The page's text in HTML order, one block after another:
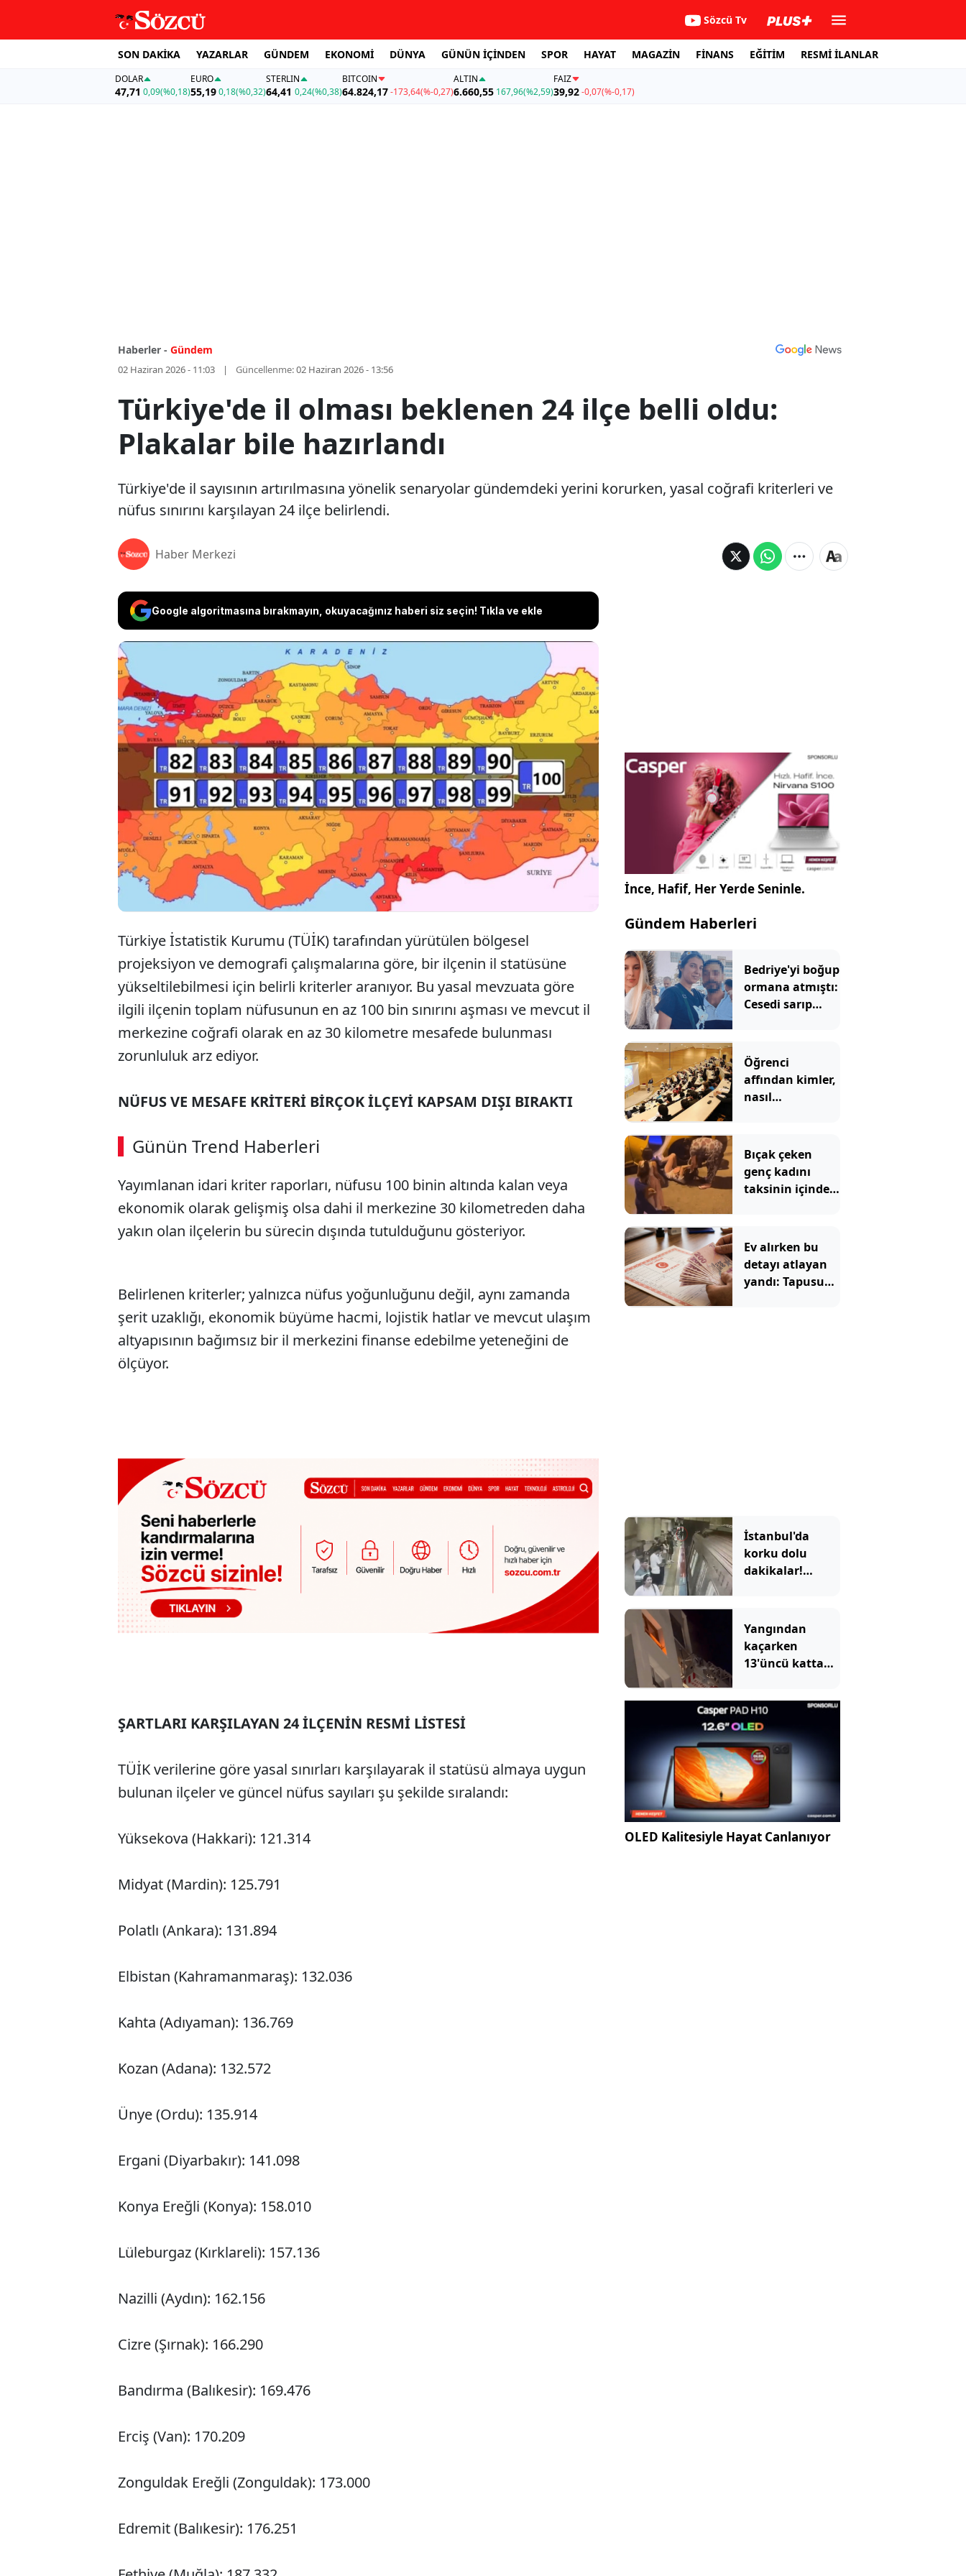
Sözcü Tv
SON DAKİKA YAZARLAR GÜNDEM EKONOMİ DÜNYA GÜNÜN İÇİNDEN SPOR HAYAT MAGAZİN FİNANS EĞİTİM RESMİ İLANLAR
DOLAR
47,71 0,09(%0,18)
EURO
55,19 0,18(%0,32)
STERLIN
64,41 0,24(%0,38)
BITCOIN
64.824,17-173,64(%-0,27)
ALTIN
6.660,55 167,96(%2,59)
FAİZ
39,92-0,07(%-0,17)
Haberler - Gündem
02 Haziran 2026 - 11:03 Güncellenme:02 Haziran 2026 - 13:56
Türkiye'de il olması beklenen 24 ilçe belli oldu:
Plakalar bile hazırlandı
Türkiye'de il sayısının artırılmasına yönelik senaryolar gündemdeki yerini korurken, yasal coğrafi kriterleri ve
nüfus sınırını karşılayan 24 ilçe belirlendi.
Haber Merkezi
Google algoritmasına bırakmayın, okuyacağınız haberi siz seçin! Tıkla ve ekle
Türkiye'de il sayısının artırılmasına yönelik senaryolar
gündemdeki yerini korurken, yasal coğrafi kriterleri ve
nüfus sınırını karşılayan 24 ilçe belirlendi.
Türkiye İstatistik Kurumu (TÜİK) tarafından yürütülen bölgesel
projeksiyon ve demografi çalışmalarına göre, bir ilçenin il statüsüne
yükseltilebilmesi için belirli kriterler aranıyor. Bu yasal mevzuata göre
ilgili ilçenin toplam nüfusunun en az 100 bin sınırını aşması ve mevcut il
merkezine coğrafi olarak en az 30 kilometre mesafede bulunması
zorunluluk arz ediyor.
NÜFUS VE MESAFE KRİTERİ BİRÇOK İLÇEYİ KAPSAM DIŞI BIRAKTI
Günün Trend Haberleri
Yayımlanan idari kriter raporları, nüfusu 100 binin altında kalan veya
ekonomik olarak gelişmiş olsa dahi il merkezine 30 kilometreden daha
yakın olan ilçelerin bu sürecin dışında tutulduğunu gösteriyor.
Belirlenen kriterler; yalnızca nüfus yoğunluğunu değil, aynı zamanda
şerit uzaklığı, ekonomik büyüme hacmi, lojistik hatlar ve mevcut ulaşım
altyapısının bağımsız bir il merkezini finanse edebilme yeteneğini de
ölçüyor.
ŞARTLARI KARŞILAYAN 24 İLÇENİN RESMİ LİSTESİ
TÜİK verilerine göre yasal sınırları karşılayarak il statüsü almaya uygun
bulunan ilçeler ve güncel nüfus sayıları şu şekilde sıralandı:
Yüksekova (Hakkari): 121.314
Midyat (Mardin): 125.791
Polatlı (Ankara): 131.894
Elbistan (Kahramanmaraş): 132.036
Kahta (Adıyaman): 136.769
Kozan (Adana): 132.572
Ünye (Ordu): 135.914
Ergani (Diyarbakır): 141.098
Konya Ereğli (Konya): 158.010
Lüleburgaz (Kırklareli): 157.136
Nazilli (Aydın): 162.156
Cizre (Şırnak): 166.290
Bandırma (Balıkesir): 169.476
Erciş (Van): 170.209
Zonguldak Ereğli (Zonguldak): 173.000
Edremit (Balıkesir): 176.251
İnce, Hafif, Her Yerde Seninle.
Gündem Haberleri
Bedriye'yi boğup
ormana atmıştı:
Cesedi sarıp
etmiş
Öğrenci
affından kimler,
nasıl
Bıçak çeken
genç kadını
taksinin içinde
Ev alırken bu
detayı atlayan
yandı: Tapusunu
İstanbul'da
korku dolu
dakikalar!
düştüğü anlar
ortaya çıktı
Yangından
kaçarken
13'üncü kattan
OLED Kalitesiyle Hayat Canlanıyor